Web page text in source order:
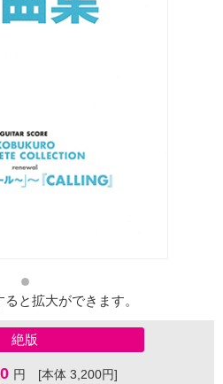
と拡大ができます。
絶版
円 [本体 3,200円]